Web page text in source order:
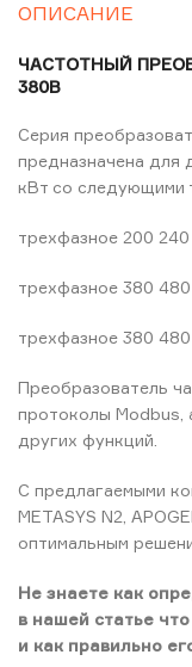
ОПИСАНИЕ
ЧАСТОТНЫЙ
380В
Серия
предназначена для
кВт со следующими
трехфазное 200
трехфазное 380
трехфазное 380
Преобразователь
протоколы Modbus,
других функций.
С предлагаемыми
METASYS N2,
оптимальным
Не знаете как
в нашей статье
и как правильно